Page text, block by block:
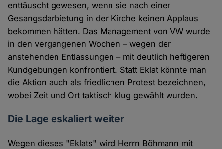
enttäuscht gewesen, wenn sie nach einer
Gesangsdarbietung in der Kirche keinen Applaus
bekommen hätten. Das Management von VW wurde
in den vergangenen Wochen – wegen der
anstehenden Entlassungen – mit deutlich heftigeren
Kundgebungen konfrontiert. Statt Eklat könnte man
die Aktion auch als friedlichen Protest bezeichnen,
wobei Zeit und Ort taktisch klug gewählt wurden.
Die Lage eskaliert weiter
Wegen dieses "Eklats" wird Herrn Böhmann mit